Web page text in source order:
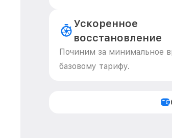
Ускоренное
восстановление
Починим за минимальное
базовому тарифу.